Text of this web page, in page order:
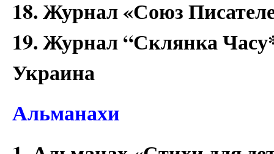
18. Журнал «Союз
19. Журнал “Склянка
Украина
Альманахи